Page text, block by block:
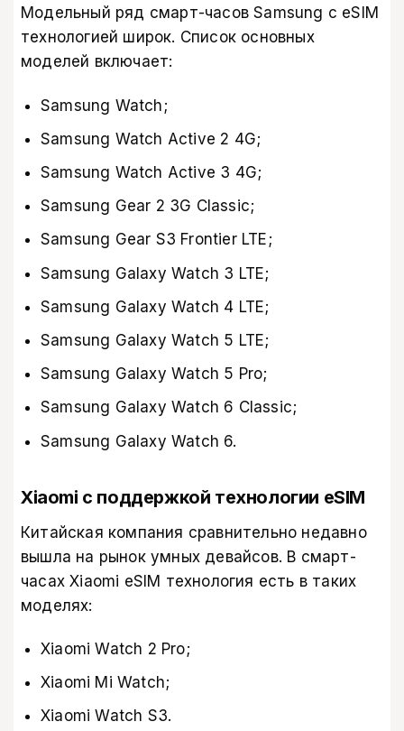
Модельный ряд смарт-часов Samsung с eSIM
технологией широк. Список основных
моделей включает:
Samsung Watch;
Samsung Watch Active 2 4G;
Samsung Watch Active 3 4G;
Samsung Gear 2 3G Classic;
Samsung Gear S3 Frontier LTE;
Samsung Galaxy Watch 3 LTE;
Samsung Galaxy Watch 4 LTE;
Samsung Galaxy Watch 5 LTE;
Samsung Galaxy Watch 5 Pro;
Samsung Galaxy Watch 6 Classic;
Samsung Galaxy Watch 6.
Xiaomi с поддержкой технологии eSIM
Китайская компания сравнительно недавно
вышла на рынок умных девайсов. В смарт-
часах Xiaomi eSIM технология есть в таких
моделях:
Xiaomi Watch 2 Pro;
Xiaomi Mi Watch;
Xiaomi Watch S3.